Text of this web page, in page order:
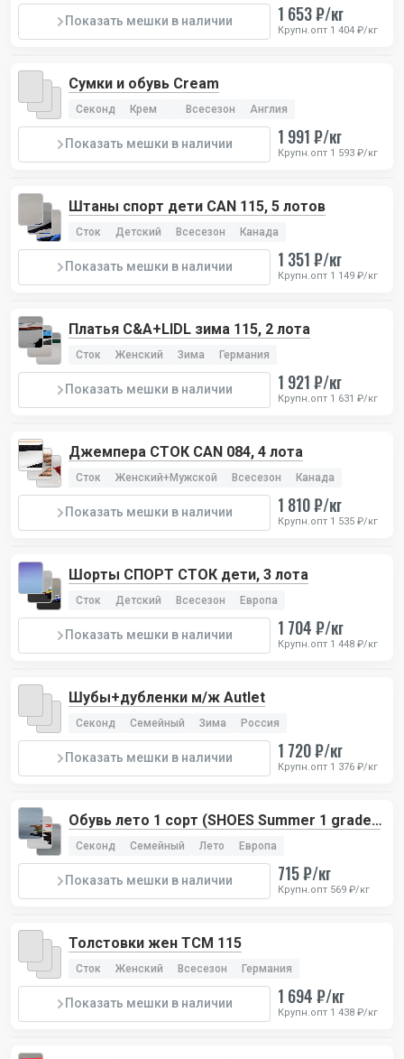
Показать мешки в наличии 1 653 ₽/кг
Крупн.опт 1 404 ₽/кг
Сумки и обувь Cream
Секонд Крем Всесезон Англия
Показать мешки в наличии 1 991 ₽/кг
Крупн.опт 1 593 ₽/кг
Штаны спорт дети CAN 115, 5 лотов
Сток Детский Всесезон Канада
Показать мешки в наличии 1 351 ₽/кг
Крупн.опт 1 149 ₽/кг
Платья C&A+LIDL зима 115, 2 лота
Сток Женский Зима Германия
Показать мешки в наличии 1 921 ₽/кг
Крупн.опт 1 631 ₽/кг
Джемпера СТОК CAN 084, 4 лота
Сток Женский+Мужской Всесезон Канада
Показать мешки в наличии 1 810 ₽/кг
Крупн.опт 1 535 ₽/кг
Шорты СПОРТ СТОК дети, 3 лота
Сток Детский Всесезон Европа
Показать мешки в наличии 1 704 ₽/кг
Крупн.опт 1 448 ₽/кг
Шубы+дубленки м/ж Autlet
Секонд Семейный Зима Россия
Показать мешки в наличии 1 720 ₽/кг
Крупн.опт 1 376 ₽/кг
Обувь лето 1 сорт (SHOES Summer 1 grade),
2 лота
Секонд Семейный Лето Европа
Показать мешки в наличии 715 ₽/кг
Крупн.опт 569 ₽/кг
Толстовки жен TCM 115
Сток Женский Всесезон Германия
Показать мешки в наличии 1 694 ₽/кг
Крупн.опт 1 438 ₽/кг